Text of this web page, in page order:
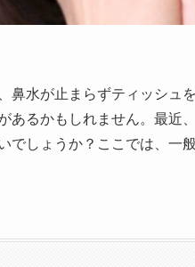
水が止まらずティッシュ
あるかもしれません。最近
しょうか？ここでは、一